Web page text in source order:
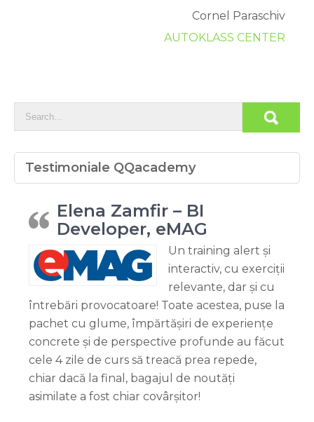
Cornel Paraschiv
AUTOKLASS CENTER
Testimoniale QQacademy
Elena Zamfir – BI
Developer, eMAG
Un training alert și
interactiv, cu exerciții
relevante, dar și cu
întrebări provocatoare! Toate acestea, puse la
pachet cu glume, împărtășiri de experiențe
concrete și de perspective profunde au făcut
cele 4 zile de curs să treacă prea repede,
chiar dacă la final, bagajul de noutăți
asimilate a fost chiar covârșitor!